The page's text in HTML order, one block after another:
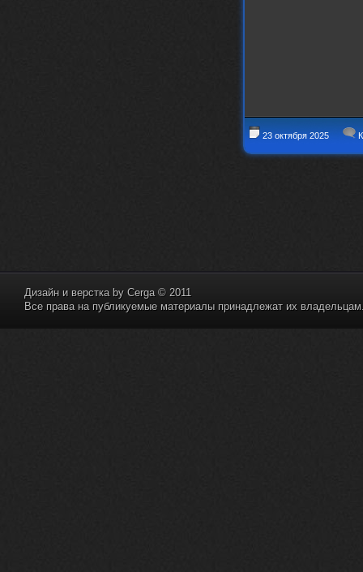
23 октября 2025
Дизайн и верстка by Cerga© 2011
Все права на публикуемые материалы принадлежат их